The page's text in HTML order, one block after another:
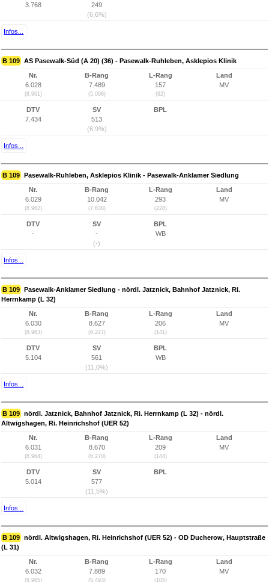
3.768
249
(6,6%)
Infos...
B 109 AS Pasewalk-Süd (A 20) (36) - Pasewalk-Ruhleben, Asklepios Klinik
Nr.
6.028
(8.961)
B-Rang
7.489
(5.098)
L-Rang
157
(92)
Land
MV
DTV
7.434
SV
513
(6,9%)
BPL
Infos...
B 109 Pasewalk-Ruhleben, Asklepios Klinik - Pasewalk-Anklamer Siedlung
Nr.
6.029
(8.962)
B-Rang
10.042
(7.638)
L-Rang
293
(228)
Land
MV
DTV
-
SV
-
(-)
BPL
WB
Infos...
B 109 Pasewalk-Anklamer Siedlung - nördl. Jatznick, Bahnhof Jatznick, Ri.
Herrnkamp (L 32)
Nr.
6.030
(8.963)
B-Rang
8.627
(6.227)
L-Rang
206
(141)
Land
MV
DTV
5.104
SV
561
(11,0%)
BPL
WB
Infos...
B 109 nördl. Jatznick, Bahnhof Jatznick, Ri. Herrnkamp (L 32) - nördl.
Altwigshagen, Ri. Heinrichshof (UER 52)
Nr.
6.031
(8.964)
B-Rang
8.670
(6.270)
L-Rang
209
(144)
Land
MV
DTV
5.014
SV
577
(11,5%)
BPL
Infos...
B 109 nördl. Altwigshagen, Ri. Heinrichshof (UER 52) - OD Ducherow, Hauptstraße
(L 31)
Nr.
6.032
(8.965)
B-Rang
7.889
(5.493)
L-Rang
170
(105)
Land
MV